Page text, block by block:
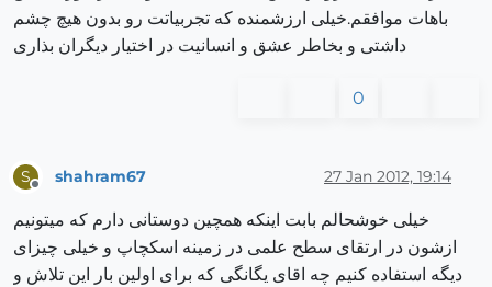
باهات موافقم.خیلی ارزشمنده که تجربیاتت رو بدون هیچ چشم
داشتی و بخاطر عشق و انسانیت در اختیار دیگران بذاری
0
S shahram67 27 Jan 2012, 19:14
خیلی خوشحالم بابت اینکه همچین دوستانی دارم که میتونیم
ازشون در ارتقای سطح علمی در زمینه اسکچاپ و خیلی چیزای
دیگه استفاده کنیم چه اقای یگانگی که برای اولین بار این تلاش و